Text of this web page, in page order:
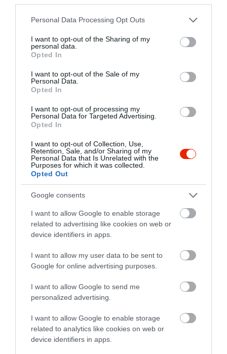
Please note that this website/app uses one or more Google
not limited to your visit or usage behaviour. You may click to
grant or deny consent to Google and its third-party tags to
use your data for below specified purposes in below Google
consent section.
Personal Data Processing Opt Outs
I want to opt-out of the Sharing of my
personal data.
Opted In
I want to opt-out of the Sale of my
Personal Data.
Opted In
I want to opt-out of processing my
Personal Data for Targeted Advertising.
Opted In
I want to opt-out of Collection, Use,
Retention, Sale, and/or Sharing of my
Personal Data that Is Unrelated with the
Purposes for which it was collected.
Opted Out
Google consents
I want to allow Google to enable storage
related to advertising like cookies on web or
device identifiers in apps.
I want to allow my user data to be sent to
Google for online advertising purposes.
I want to allow Google to send me
personalized advertising.
I want to allow Google to enable storage
related to analytics like cookies on web or
device identifiers in apps.
E&#039;las Mir
2019. Január 31.
Életem legrosszabb éttermes
élménye eddig. Az étel kóstoló
kanál étel, négyezer forintért.
csokoládé mousse ehetetlen.
nem kaptam meg.
Jelentés
Sneff Renáta
2018. Március 11.
Csak ajánlani tudom! Profi
Fenséges ízek, tálalás, kiváló
italkínálat. Az étterem nagyon
szép!
Csipke Rózsa
2017. Május 31.
Az étterem szép. Sajnos
konyha, így enni nem lehetett.
Nem azt hozták ki, amit
rendeltünk, és a pincér még
poénkodott is, pedig inkább az
lett volna a dolga, hogy